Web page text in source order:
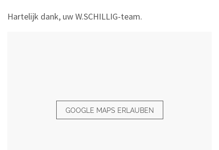
Hartelijk dank, uw W.SCHILLIG-team.
GOOGLE MAPS ERLAUBEN